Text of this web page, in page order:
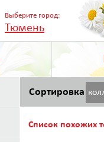
Выберите город:
Тюмень
Сортировка
Список похожих